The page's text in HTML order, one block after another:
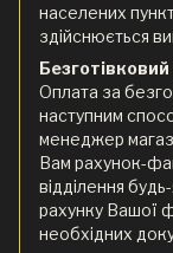
населених
здійснюється
Оплата за
наступним
менеджер
Вам рахунок-
відділення
рахунку Вашої
необхідних